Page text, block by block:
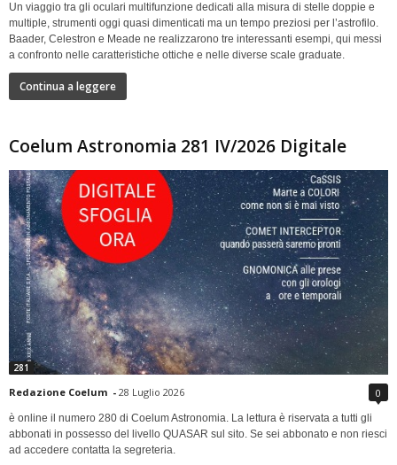
Un viaggio tra gli oculari multifunzione dedicati alla misura di stelle doppie e
multiple, strumenti oggi quasi dimenticati ma un tempo preziosi per l’astrofilo.
Baader, Celestron e Meade ne realizzarono tre interessanti esempi, qui messi
a confronto nelle caratteristiche ottiche e nelle diverse scale graduate.
Continua a leggere
Coelum Astronomia 281 IV/2026 Digitale
281
Redazione Coelum - 28 Luglio 2026 0
è online il numero 280 di Coelum Astronomia. La lettura è riservata a tutti gli
abbonati in possesso del livello QUASAR sul sito. Se sei abbonato e non riesci
ad accedere contatta la segreteria.